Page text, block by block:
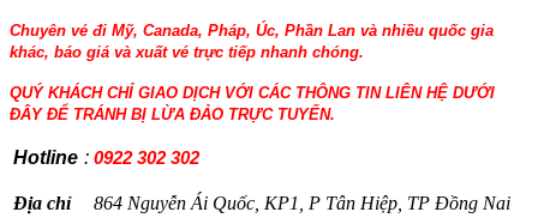
Chuyên vé đi Mỹ, Canada, Pháp, Úc, Phần Lan và nhiều quốc gia
khác, báo giá và xuất vé trực tiếp nhanh chóng.
QUÝ KHÁCH CHỈ GIAO DỊCH VỚI CÁC THÔNG TIN LIÊN HỆ DƯỚI
ĐÂY ĐỂ TRÁNH BỊ LỪA ĐẢO TRỰC TUYẾN.
Hotline : 0922 302 302
Địa chỉ
864 Nguyễn Ái Quốc, KP1, P Tân Hiệp, TP Đồng Nai